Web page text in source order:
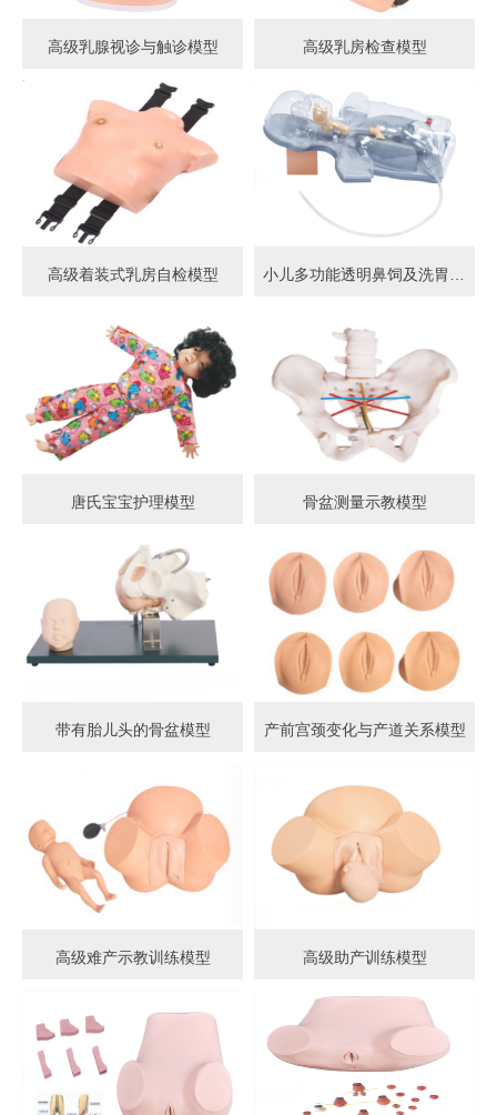
高级乳腺视诊与触诊模型 高级乳房检查模型
高级着装式乳房自检模型
唐氏宝宝护理模型 骨盆测量示教模型
带有胎儿头的骨盆模型 产前宫颈变化与产道关系模型
高级难产示教训练模型 高级助产训练模型